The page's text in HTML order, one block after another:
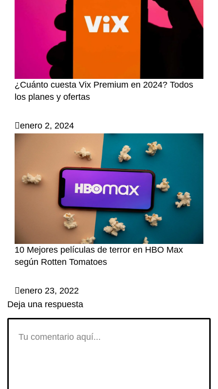
¿Cuánto cuesta Vix Premium en 2024? Todos
los planes y ofertas
enero 2, 2024
10 Mejores películas de terror en HBO Max
según Rotten Tomatoes
enero 23, 2022
Deja una respuesta